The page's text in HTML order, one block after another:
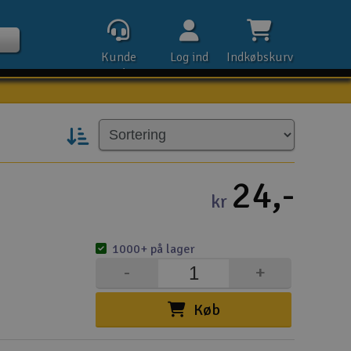
Indkøbskurv
Log ind
Kunde
service
kr 24,-
Køb
+
-
1000+ på lager